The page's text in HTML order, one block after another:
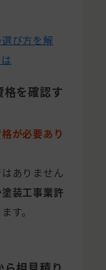
び方を解
を確認す
が必要あり
ありません
装工事業許
す。